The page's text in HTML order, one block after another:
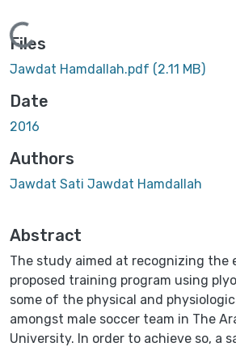
Loading...
Files
Jawdat Hamdallah.pdf (2.11 MB)
Date
2016
Authors
Jawdat Sati Jawdat Hamdallah
Abstract
The study aimed at recognizing the
proposed training program using
some of the physical and
amongst male soccer team in The
University. In order to achieve so, a